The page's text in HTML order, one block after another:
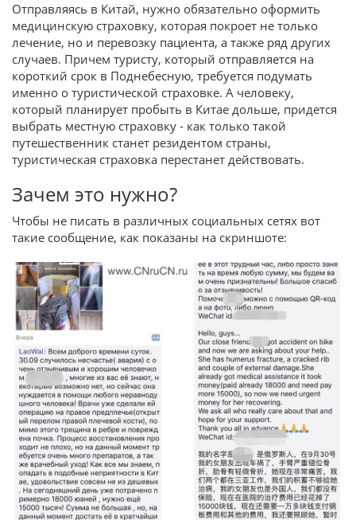
Отправляясь в Китай, нужно обязательно оформить
медицинскую страховку, которая покроет не только
лечение, но и перевозку пациента, а также ряд других
случаев. Причем туристу, который отправляется на
короткий срок в Поднебесную, требуется подумать
именно о туристической страховке. А человеку,
который планирует пробыть в Китае дольше, придется
выбрать местную страховку - как только такой
путешественник станет резидентом страны,
туристическая страховка перестанет действовать.
Зачем это нужно?
Чтобы не писать в различных социальных сетях вот
такие сообщение, как показаны на скриншоте: